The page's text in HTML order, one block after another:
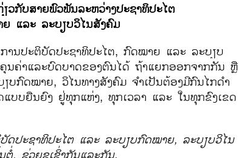
ວ​ກັບສາຍ​ພົວພັນ​ລະຫວ່າງ​ປະຊາທິປະ​ໄຕ
ແລະ ລະບຽບ​ວິ​ໄນ​ສັງຄົມ
ານປະຕິບັດປະຊາທິປະໄຕ, ກົດໝາຍ ​ແລະ ລະບຽບ
ນຄ່າ​ແລະ​ບົດບາດ​ຂອງ​ຕົນ​ໄດ້ ຖ້າແຍກອອກ​ຈາກ​ກັນ ຫຼື
ບ​ກົດໝາຍ, ວິ​ໄນ​ທາງ​ສັງຄົມ ຈຳ​ເປັນຕ້ອງ​ມີ​ກົນ​ໄກດຳ​
ບບ​ຍືນ​ຍົງ ​ຢູ່​ທຸກ​ແຫ່ງ, ທຸກ​ເວລາ ​ແລະ ​ໃນ​ທຸກ​ຂົງ​ເຂດ
ປະຊາທິປະ​ໄຕ​ ແລະ ​ລະບຽບ​ກົດໝາຍ, ລະບຽບ​ວິ​ໄນ​